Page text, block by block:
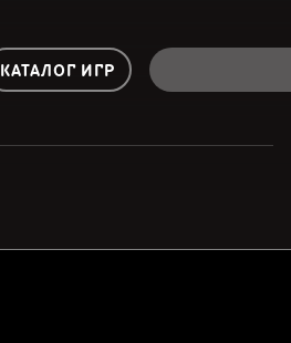
КАТАЛОГ ИГР